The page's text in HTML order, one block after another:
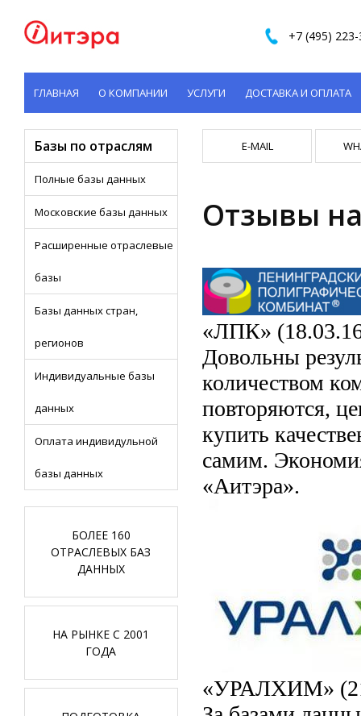
+7 (495)
ГЛАВНАЯ О КОМПАНИИ УСЛУГИ ДОСТАВКА И ОПЛАТА
КОНТАКТЫ
Базы по отраслям
Полные базы данных
Московские базы данных
Расширенные отраслевые
базы
Базы данных стран,
регионов
Индивидуальные базы
данных
Оплата индивидульной
базы данных
БОЛЕЕ 160
ОТРАСЛЕВЫХ БАЗ
ДАННЫХ
НА РЫНКЕ С 2001
ГОДА
E-MAIL
Отзывы
«ЛПК»
Довольны
количеством
повторяются,
купить
самим.
«Аитэра».
«УРАЛХИМ»